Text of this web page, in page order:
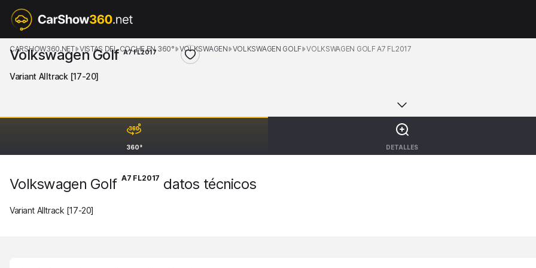
360° DETALLES
CARSHOW360.NET VISTAS DEL COCHE EN 360° VOLKSWAGEN VOLKSWAGEN GOLF VOLKSWAGEN GOLF A7 FL2017
Volkswagen Golf A7 FL2017
Variant Alltrack [17-20]
Volkswagen Golf A7 FL2017 datos técnicos
Variant Alltrack [17-20]